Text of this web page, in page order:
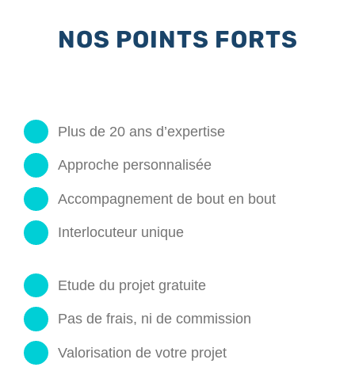
NOS POINTS FORTS
Plus de 20 ans d’expertise
Approche personnalisée
Accompagnement de bout en bout
Interlocuteur unique
Etude du projet gratuite
Pas de frais, ni de commission
Valorisation de votre projet